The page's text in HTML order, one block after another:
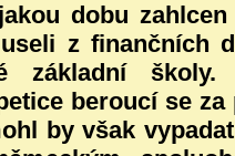
dobu
z finančních
základní
beroucí se
by však